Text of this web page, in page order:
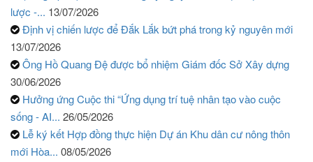
lược -... 13/07/2026
Định vị chiến lược để Đắk Lắk bứt phá trong kỷ nguyên mới
13/07/2026
Ông Hồ Quang Đệ được bổ nhiệm Giám đốc Sở Xây dựng
30/06/2026
Hưởng ứng Cuộc thi “Ứng dụng trí tuệ nhân tạo vào cuộc
sống - AI... 26/05/2026
Lễ ký kết Hợp đồng thực hiện Dự án Khu dân cư nông thôn
mới Hòa... 08/05/2026